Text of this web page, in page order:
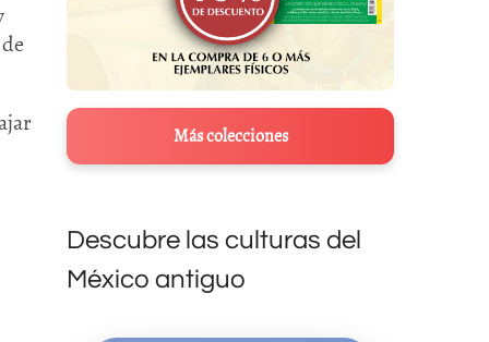
Más colecciones
Descubre las culturas del
México antiguo